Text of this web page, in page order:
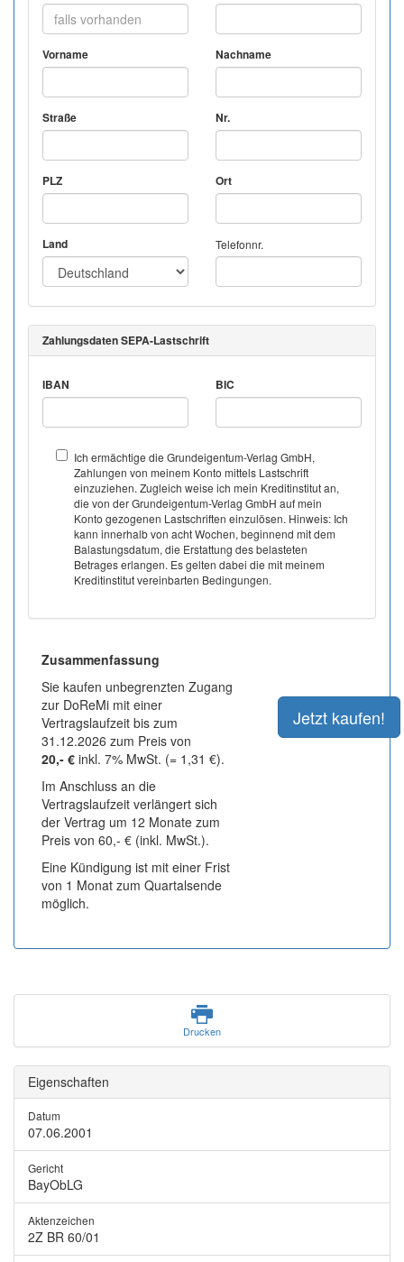
Vorname Nachname
Straße Nr.
PLZ Ort
Land Telefonnr.
Zahlungsdaten SEPA-Lastschrift
IBAN BIC
Ich ermächtige die Grundeigentum-Verlag GmbH,
Zahlungen von meinem Konto mittels Lastschrift
einzuziehen. Zugleich weise ich mein Kreditinstitut an,
die von der Grundeigentum-Verlag GmbH auf mein
Konto gezogenen Lastschriften einzulösen. Hinweis: Ich
kann innerhalb von acht Wochen, beginnend mit dem
Balastungsdatum, die Erstattung des belasteten
Betrages erlangen. Es gelten dabei die mit meinem
Kreditinstitut vereinbarten Bedingungen.
Zusammenfassung
Sie kaufen unbegrenzten Zugang
zur DoReMi mit einer
Vertragslaufzeit bis zum
31.12.2026 zum Preis von
20,- € inkl. 7% MwSt. (= 1,31 €).
Im Anschluss an die
Vertragslaufzeit verlängert sich
der Vertrag um 12 Monate zum
Preis von 60,- € (inkl. MwSt.).
Eine Kündigung ist mit einer Frist
von 1 Monat zum Quartalsende
möglich.
Drucken
Eigenschaften
Datum
07.06.2001
Gericht
BayObLG
Aktenzeichen
2Z BR 60/01